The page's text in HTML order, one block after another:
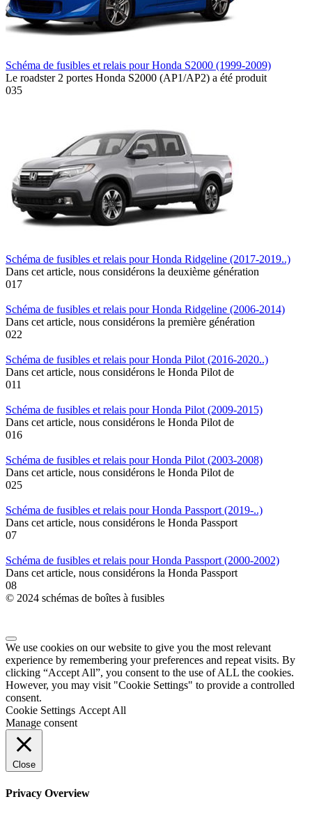
Schéma de fusibles et relais pour Honda S2000 (1999-2009)
Le roadster 2 portes Honda S2000 (AP1/AP2) a été produit
035
Schéma de fusibles et relais pour Honda Ridgeline (2017-2019..)
Dans cet article, nous considérons la deuxième génération
017
Schéma de fusibles et relais pour Honda Ridgeline (2006-2014)
Dans cet article, nous considérons la première génération
022
Schéma de fusibles et relais pour Honda Pilot (2016-2020..)
Dans cet article, nous considérons le Honda Pilot de
011
Schéma de fusibles et relais pour Honda Pilot (2009-2015)
Dans cet article, nous considérons le Honda Pilot de
016
Schéma de fusibles et relais pour Honda Pilot (2003-2008)
Dans cet article, nous considérons le Honda Pilot de
025
Schéma de fusibles et relais pour Honda Passport (2019-..)
Dans cet article, nous considérons le Honda Passport
07
Schéma de fusibles et relais pour Honda Passport (2000-2002)
Dans cet article, nous considérons la Honda Passport
08
© 2024 schémas de boîtes à fusibles
We use cookies on our website to give you the most relevant
experience by remembering your preferences and repeat visits. By
clicking “Accept All”, you consent to the use of ALL the cookies.
However, you may visit "Cookie Settings" to provide a controlled
consent.
Cookie Settings Accept All
Manage consent
Close
Privacy Overview